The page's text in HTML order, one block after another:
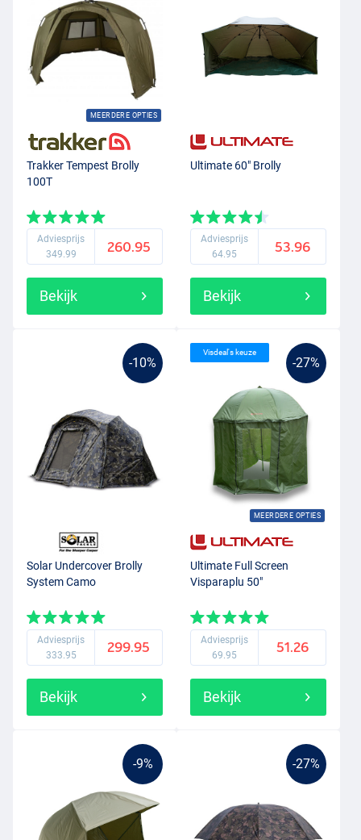
lastige deur van je bivvy te openen. In ruigere omstandigheden of bij
kouder weer is een brolly net even minder geschikt. Je kunt je
voorstellen wat de wind en regen doen met zo’n half open tent.
Gelukkig is er bij veel brolly’s een overwrap verkrijgbaar. Dit kun je
zien als een extra laag die je over de brolly heen bevestigd. Hiermee
kun je een brolly omtoveren tot dichte
aan de waterkant.
MEERDERE OPTIES
Trakker Tempest Brolly
100T
Adviesprijs
349.99
260.95
Bekijk
Ultimate 60" Brolly
Adviesprijs
64.95
53.96
Bekijk
-10%
Solar Undercover Brolly
System Camo
Adviesprijs
333.95
299.95
Bekijk
-27%
MEERDERE OPTIES
Visdeal's keuze
Ultimate Full Screen
Visparaplu 50"
Adviesprijs
69.95
51.26
Bekijk
-9% -27%